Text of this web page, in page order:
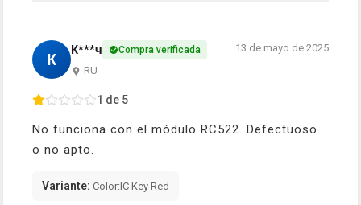
К К***ч Compra verificada
RU
13 de mayo de 2025
1 de 5
No funciona con el módulo RC522. Defectuoso
o no apto.
Variante: Color:IC Key Red